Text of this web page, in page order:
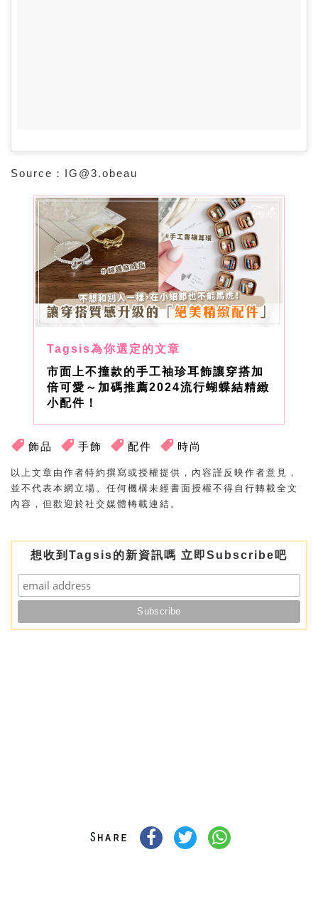
Source： IG@3.obeau
市面上不撞款的手工袖珍耳飾讓穿搭加
倍可愛～加碼推薦2024流行蝴蝶結精緻
小配件！
飾品 手飾 配件 時尚
以上文章由作者特約撰寫或授權提供，內容謹反映作者意見，
並不代表本網立場。任何機構未經書面授權不得自行轉載全文
內容，但歡迎於社交媒體轉載連結。
想收到Tagsis的新資訊嗎 立即Subscribe吧